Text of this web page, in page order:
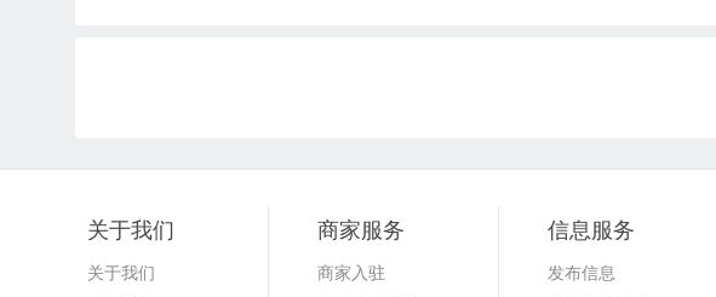
关于我们
关于我们
商家服务
商家入驻
信息服务
发布信息